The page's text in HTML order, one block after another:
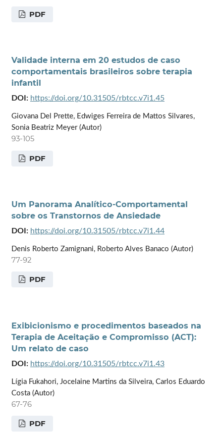
PDF
Validade interna em 20 estudos de caso
comportamentais brasileiros sobre terapia
infantil
DOI: https://doi.org/10.31505/rbtcc.v7i1.45
Giovana Del Prette, Edwiges Ferreira de Mattos Silvares,
Sonia Beatriz Meyer (Autor)
93-105
PDF
Um Panorama Analítico-Comportamental
sobre os Transtornos de Ansiedade
DOI: https://doi.org/10.31505/rbtcc.v7i1.44
Denis Roberto Zamignani, Roberto Alves Banaco (Autor)
77-92
PDF
Exibicionismo e procedimentos baseados na
Terapia de Aceitação e Compromisso (ACT):
Um relato de caso
DOI: https://doi.org/10.31505/rbtcc.v7i1.43
Lígia Fukahori, Jocelaine Martins da Silveira, Carlos Eduardo
Costa (Autor)
67-76
PDF